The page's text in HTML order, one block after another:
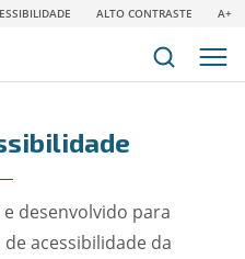
ALTO CONTRASTE A+
desenvolvido para
acessibilidade da